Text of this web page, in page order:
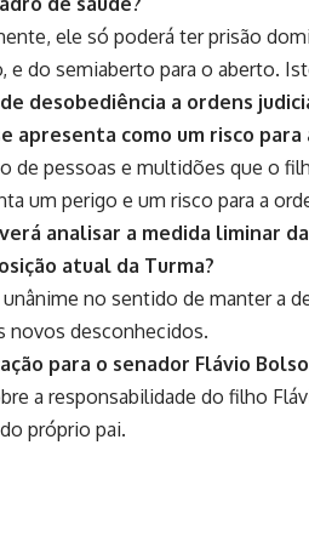
ele só poderá ter prisão
e do semiaberto para o aberto.
desobediência a ordens
apresenta como um risco para
de pessoas e multidões que o
um perigo e um risco para a
analisar a medida liminar
atual da Turma?
no sentido de manter a
novos desconhecidos.
para o senador Flávio
a responsabilidade do filho
próprio pai.